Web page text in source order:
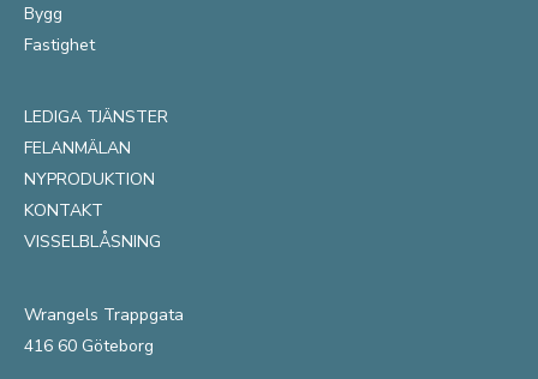
Bygg
Fastighet
LEDIGA TJÄNSTER
FELANMÄLAN
NYPRODUKTION
KONTAKT
VISSELBLÅSNING
Wrangels Trappgata
416 60 Göteborg